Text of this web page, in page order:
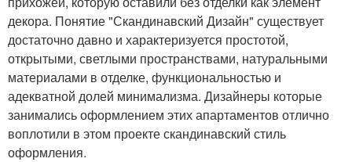
декора. Понятие "Скандинавский Дизайн" существует
достаточно давно и характеризуется простотой,
открытыми, светлыми пространствами, натуральными
материалами в отделке, функциональностью и
адекватной долей минимализма. Дизайнеры которые
занимались оформлением этих апартаментов отлично
воплотили в этом проекте скандинавский стиль
оформления.